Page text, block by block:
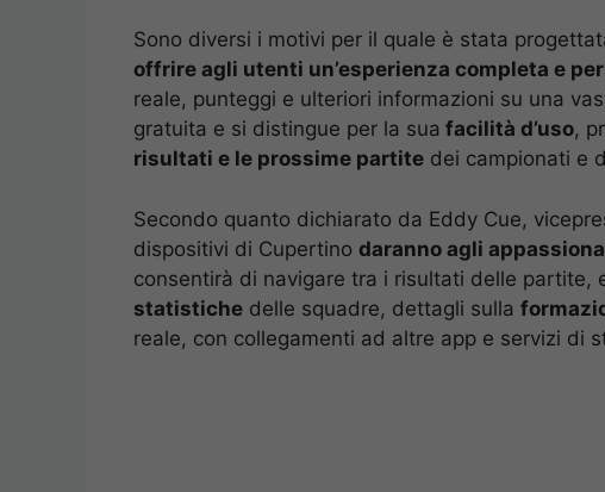
Sono diversi i motivi per il quale è stata
offrire agli utenti un’esperienza completa e
reale, punteggi e ulteriori informazioni su una
gratuita e si distingue per la sua facilità d’uso,
risultati e le prossime partite dei campionati e
Secondo quanto dichiarato da Eddy Cue,
dispositivi di Cupertino daranno agli
consentirà di navigare tra i risultati delle partite,
statistiche delle squadre, dettagli sulla
reale, con collegamenti ad altre app e servizi di